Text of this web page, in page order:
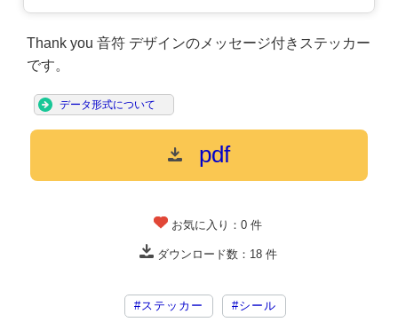
Thank you 音符 デザインのメッセージ付きステッカー
です。
データ形式について
pdf
お気に入り：0 件
ダウンロード数： 18件
#ステッカー #シール